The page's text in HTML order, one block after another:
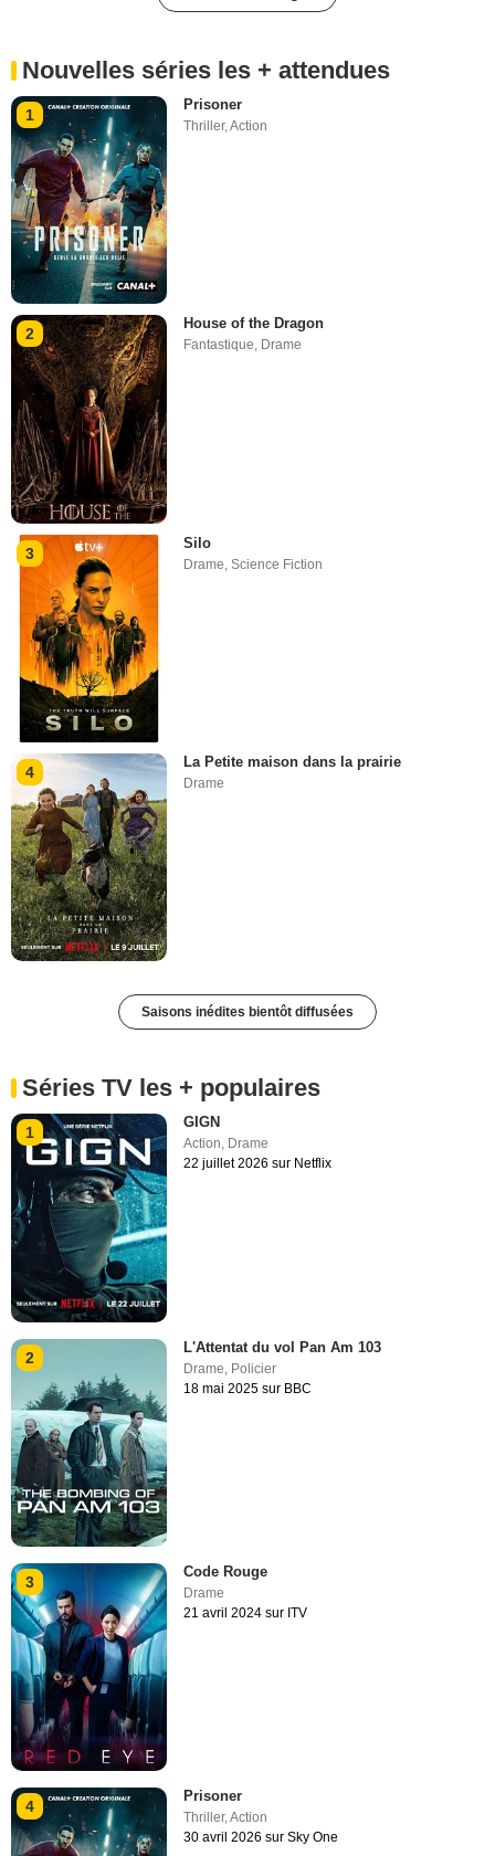
Nouvelles séries les + attendues
1
Prisoner
Thriller,Action
2
House of the Dragon
Fantastique, Drame
3
Silo
Drame ,Science Fiction
4
La Petite maison dans la prairie
Drame
Saisons inédites bientôt diffusées
Séries TV les + populaires
1
GIGN
Action, Drame
22 juillet 2026 sur Netflix
2
L'Attentat du vol Pan Am 103
Drame Policier
18 mai 2025 sur BBC
3
Code Rouge
Drame
21 avril 2024 sur ITV
4
Prisoner
Thriller,Action
30 avril 2026 sur Sky One